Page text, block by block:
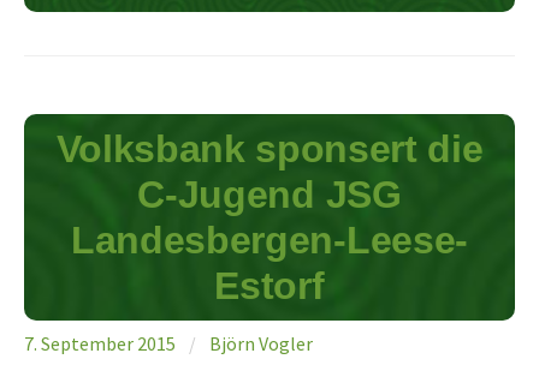
Volksbank sponsert die
C-Jugend JSG
Landesbergen-Leese-
Estorf
7. September 2015 / Björn Vogler